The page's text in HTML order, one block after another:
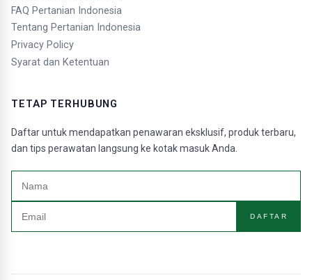
FAQ Pertanian Indonesia
Tentang Pertanian Indonesia
Privacy Policy
Syarat dan Ketentuan
TETAP TERHUBUNG
Daftar untuk mendapatkan penawaran eksklusif, produk terbaru,
dan tips perawatan langsung ke kotak masuk Anda.
DAFTAR